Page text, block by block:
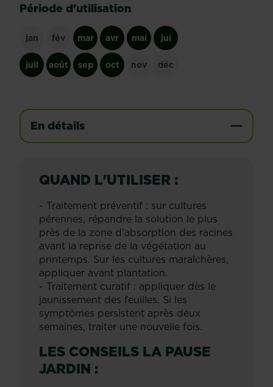
Période d'utilisation
jan fév mar avr mai jui
juil août sep oct nov déc
En détails
QUAND L'UTILISER :
- Traitement préventif : sur cultures
pérennes, répandre la solution le plus
près de la zone d'absorption des racines
avant la reprise de la végétation au
printemps. Sur les cultures maraîchères,
appliquer avant plantation.
- Traitement curatif : appliquer dès le
jaunissement des feuilles. Si les
symptômes persistent après deux
semaines, traiter une nouvelle fois.
LES CONSEILS LA PAUSE
JARDIN :